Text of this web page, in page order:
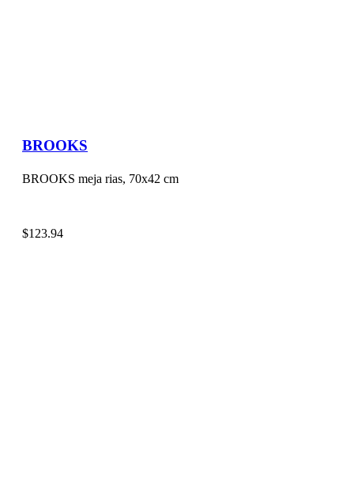
BROOKS
BROOKS meja rias, 70x42 cm
$123.94